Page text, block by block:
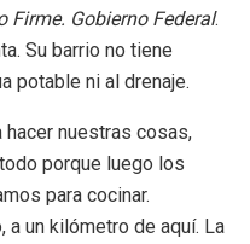
Firme. Gobierno Federal.
Su barrio no tiene
potable ni al drenaje.
hacer nuestras cosas,
porque luego los
para cocinar.
a un kilómetro de aquí. La